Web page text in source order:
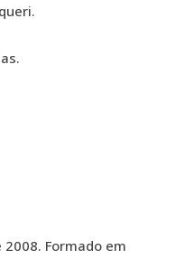
Formado em